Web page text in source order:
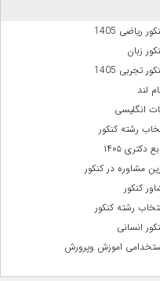
ریاضی 1405
زبان
تجربی 1405
لند
انگلیسی
رشته کنکور
۱۴۰۵
مشاوره در کنکور
کنکور
رشته کنکور
انسانی
اموزش وپرورش